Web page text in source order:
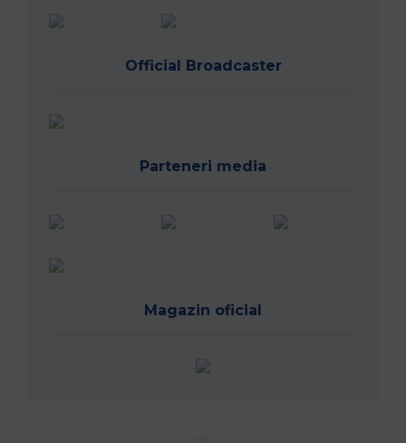
Official Broadcaster
Parteneri media
Magazin oficial